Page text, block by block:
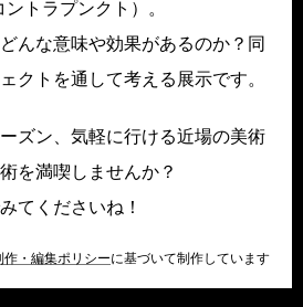
トラプンクト）。
んな意味や効果があるのか？同
クトを通して考える展示です。
ズン、気軽に行ける近場の美術
を満喫しませんか？
てくださいね！
作・編集ポリシーに基づいて制作しています